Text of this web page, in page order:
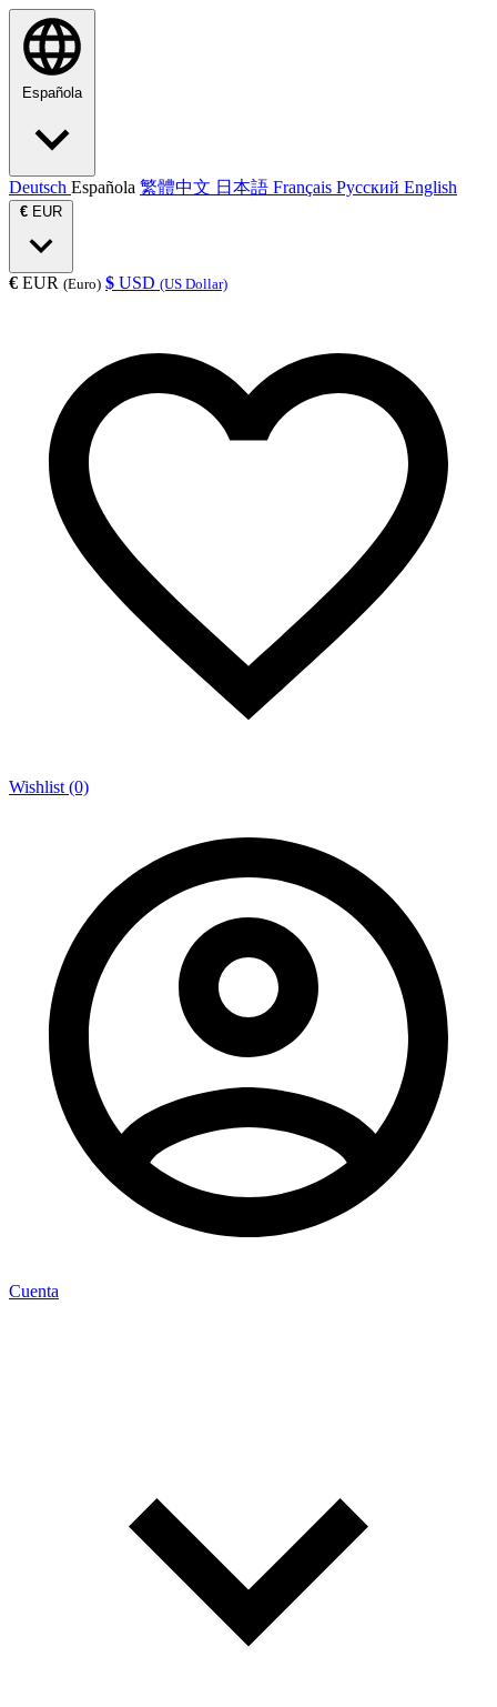
Española
Deutsch Española 繁體中文 日本語 Français Русский English
€ EUR
€ EUR (Euro) $ USD (US Dollar)
Wishlist (0)
Cuenta